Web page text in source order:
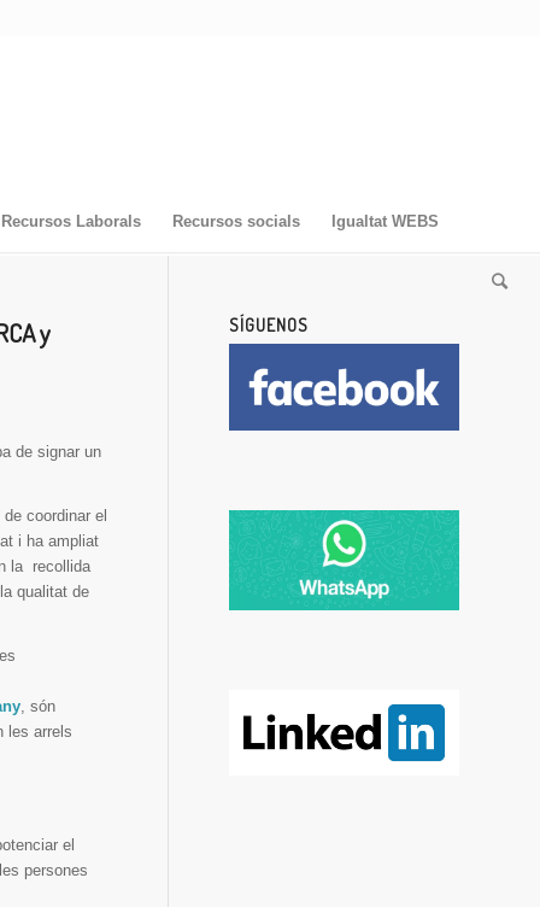
Recursos Laborals Recursos socials Igualtat WEBS
y
de signar un
coordinar el
i ha ampliat
la recollida
qualitat de
, són
les arrels
el
persones
SÍGUENOS